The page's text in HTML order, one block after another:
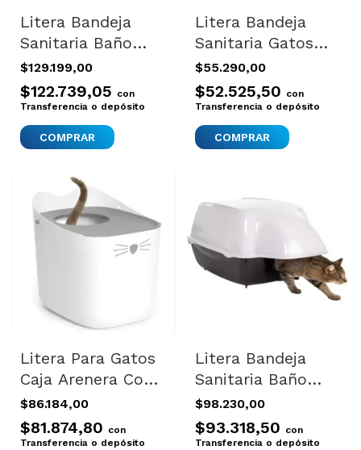
Litera Bandeja
Sanitaria Baño
Gatos Nestor
Jumbo Nm Color
Azul Piedra
$129.199,00
$122.739,05 con
Transferencia o depósito
Litera Bandeja
Sanitaria Gatos
Filtro Olores
Nestor Celeste
Color Variado
$55.290,00
$52.525,50 con
Transferencia o depósito
Litera Para Gatos
Caja Arenera Con
Entrada Superior
Catit Pixi Box
$86.184,00
$81.874,80 con
Transferencia o depósito
Litera Bandeja
Sanitaria Baño
Para Gatos Para
Exterior
$98.230,00
$93.318,50 con
Transferencia o depósito